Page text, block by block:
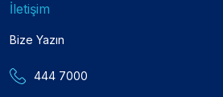
İletişim
Bize Yazın
444 7000